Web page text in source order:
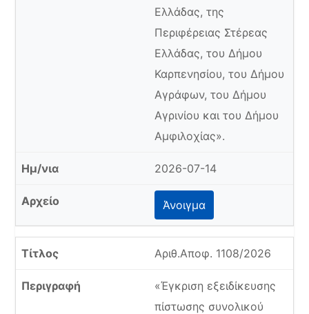
Ελλάδας, της
Περιφέρειας Στέρεας
Ελλάδας, του Δήμου
Καρπενησίου, του Δήμου
Αγράφων, του Δήμου
Αγρινίου και του Δήμου
Αμφιλοχίας».
2026-07-14
Άνοιγμα
Αριθ.Αποφ. 1108/2026
«Έγκριση εξειδίκευσης
πίστωσης συνολικού